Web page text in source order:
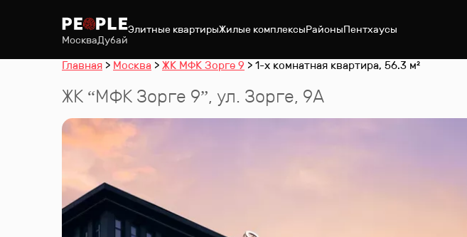
МоскваДубай
Элитные квартирыЖилые комплексыРайоныПентхаусы
Главная Москва ЖК МФК Зорге 9 1-х комнатная квартира, 56.3 м²
ЖК “МФК Зорге 9”, ул. Зорге, 9А